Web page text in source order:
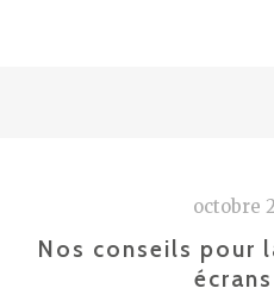
octobre
Nos conseils pour